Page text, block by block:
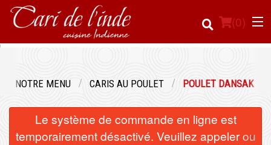
(0)
Emplacement
NOTRE MENU CARIS AU POULET POULET DANSAK
Le système de commande en ligne est
temporairement désactivé. Veuillez appeler ou
×